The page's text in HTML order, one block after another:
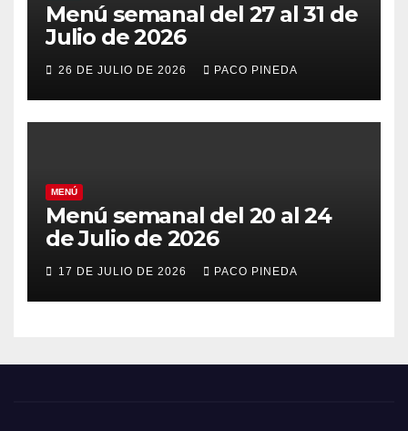
Menú semanal del 27 al 31 de
Julio de 2026
26 DE JULIO DE 2026 PACO PINEDA
MENÚ
Menú semanal del 20 al 24
de Julio de 2026
17 DE JULIO DE 2026 PACO PINEDA